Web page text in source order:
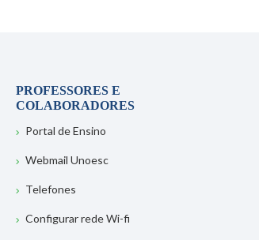
PROFESSORES E
COLABORADORES
Portal de Ensino
Webmail Unoesc
Telefones
Configurar rede Wi-fi